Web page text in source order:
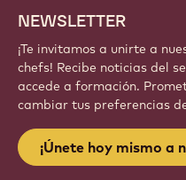
NEWSLETTER
¡Te invitamos a unirte a
chefs! Recibe noticias del
accede a formación.
cambiar tus preferencias
¡Únete hoy mismo a